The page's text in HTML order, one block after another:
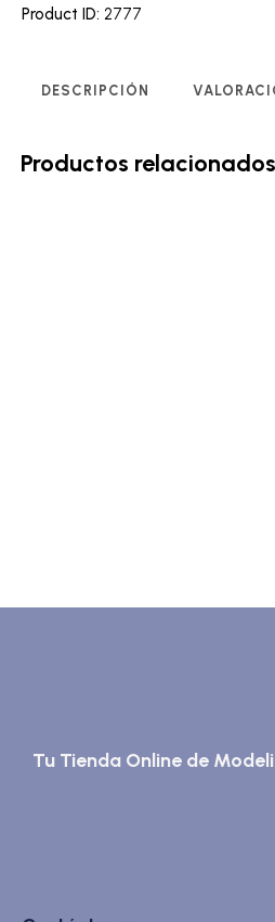
Product ID: 2777
DESCRIPCIÓN
Productos relacionados
Tu Tienda Online de